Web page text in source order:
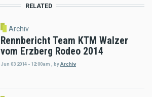
RELATED
Archiv
Rennbericht Team KTM Walzer
vom Erzberg Rodeo 2014
Jun 03 2014 - 12:00am byArchiv